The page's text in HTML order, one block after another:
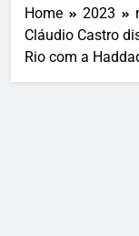
Home 2023
Cláudio Castro
Rio com a